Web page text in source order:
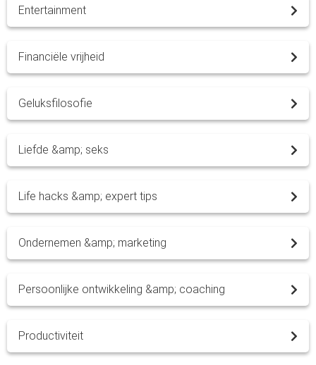
Entertainment
Financiële vrijheid
Geluksfilosofie
Liefde &amp; seks
Life hacks &amp; expert tips
Ondernemen &amp; marketing
Persoonlijke ontwikkeling &amp; coaching
Productiviteit